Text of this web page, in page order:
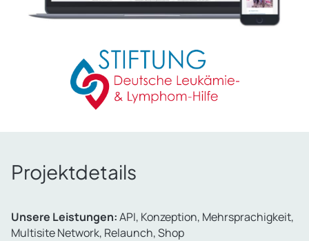
Projektdetails
Unsere Leistungen:API, Konzeption, Mehrsprachigkeit,
Multisite Network, Relaunch, Shop